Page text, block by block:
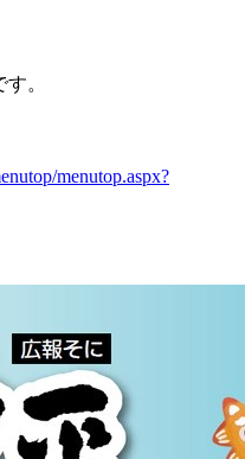
。
menutop.aspx?